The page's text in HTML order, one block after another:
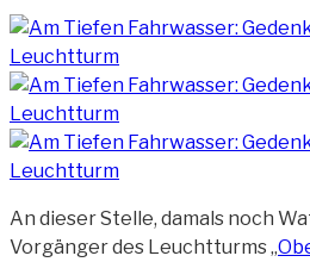
An dieser Stelle, damals noch
Vorgänger des Leuchtturms „